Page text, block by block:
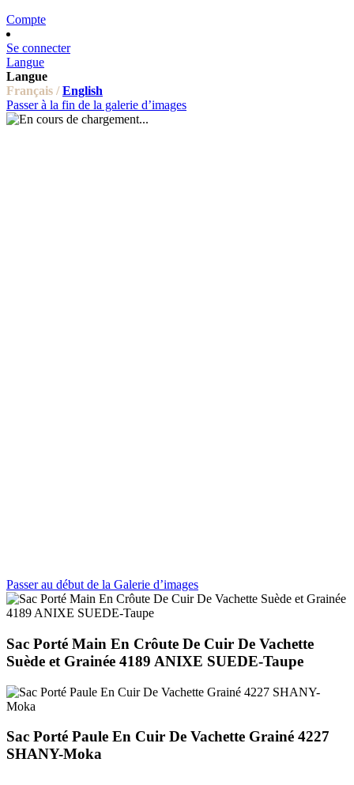
Compte
Se connecter
Langue
Langue
Français / English
Passer à la fin de la galerie d’images
Passer au début de la Galerie d’images
Sac Porté Main En Crôute De Cuir De Vachette
Suède et Grainée 4189 ANIXE SUEDE-Taupe
Sac Porté Paule En Cuir De Vachette Grainé 4227
SHANY-Moka